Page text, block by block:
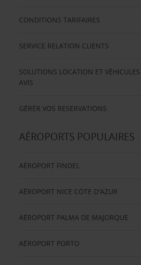
CONDITIONS TARIFAIRES
SERVICE RELATION CLIENTS
SOLUTIONS LOCATION ET VÉHICULES
AVIS
GÉRÉR VOS RESERVATIONS
AÉROPORTS POPULAIRES
AÉROPORT FINDEL
AÉROPORT NICE CÖTE D'AZUR
AÉROPORT PALMA DE MAJORQUE
AÉROPORT PORTO